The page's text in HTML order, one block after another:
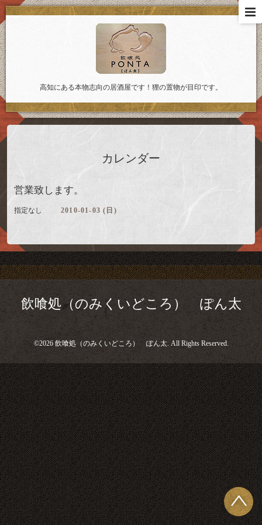
高知にある本物志向の居酒屋です！狸の置物が目印です。
カレンダー
営業致します。
指定なし 2010-01-03 (日)
飲喰処（のみくいどころ） ぽん太
©2026 飲喰処（のみくいどころ） ぽん太. All Rights Reserved.